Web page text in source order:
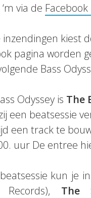
via de
inzendingen kiest
pagina worden
Bass
Odyssey is The
een beatsessie
een track te
uur De entree
kun je
Records), The